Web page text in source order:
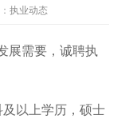
执业动态
展需要，诚聘执
以上学历，硕士